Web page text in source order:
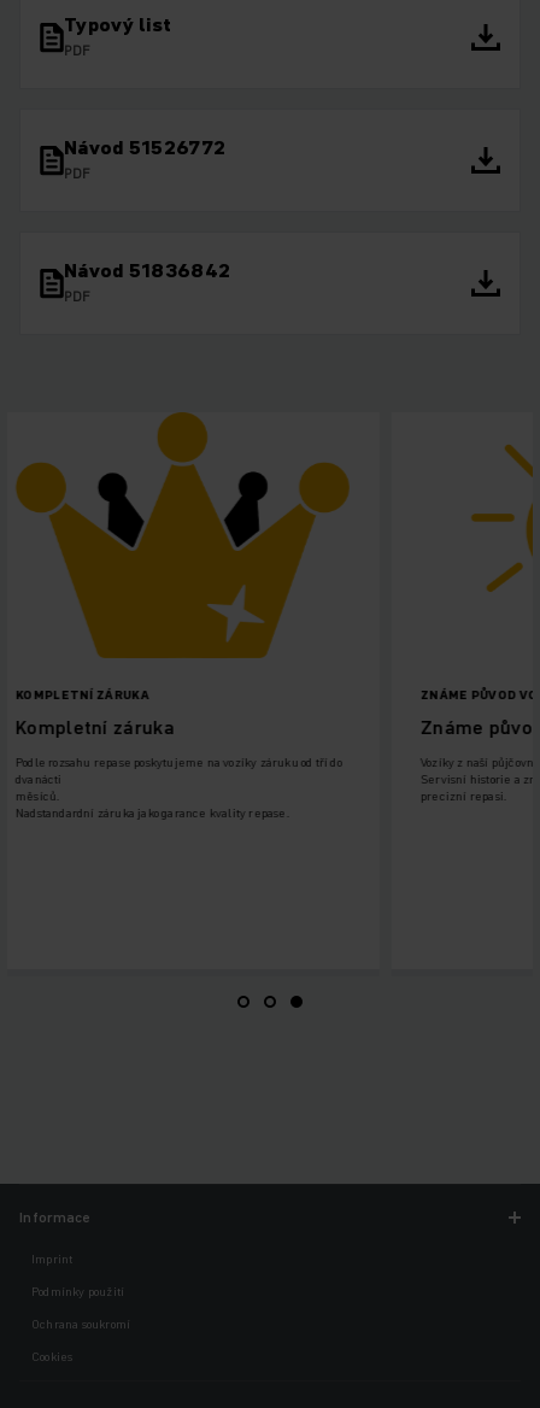
Typový list
PDF
Návod 51526772
PDF
Návod 51836842
PDF
záruku od tří do
repase.
Vozíky z naší půjčovny, nebo z operativního leasingu.
Servisní historie a znalost nasazení vozíku, umožňuje
Informace
Imprint
Podmínky použití
Ochrana soukromí
Cookies